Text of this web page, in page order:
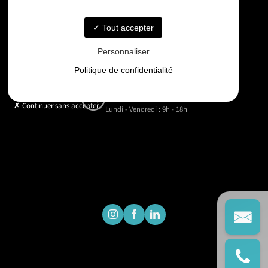
contact@gd-drones-services.fr
Horaires
Lundi - Vendredi : 9h - 18h
Tout accepter
Personnaliser
Politique de confidentialité
Continuer sans accepter